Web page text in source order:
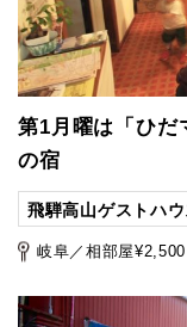
第1月曜は「ひだ
の宿
飛騨高山ゲストハ
岐阜／相部屋